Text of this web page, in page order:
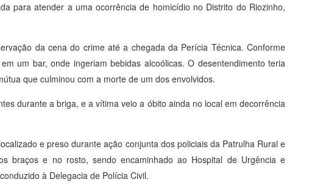
para atender a uma ocorrência de homicídio no Distrito do Riozinho,
da cena do crime até a chegada da Perícia Técnica. Conforme
um bar, onde ingeriam bebidas alcoólicas. O desentendimento teria
que culminou com a morte de um dos envolvidos.
durante a briga, e a vítima veio a óbito ainda no local em decorrência
e preso durante ação conjunta dos policiais da Patrulha Rural e
braços e no rosto, sendo encaminhado ao Hospital de Urgência e
à Delegacia de Polícia Civil.